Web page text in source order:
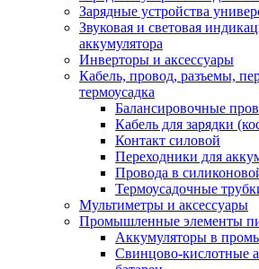
Зарядные устройства
Звуковая и световая
аккумулятора
Инверторы и аксессуары
Кабель, провод, разъемы,
термоусадка
Балансировочные
Кабель для зарядки
Контакт силовой
Переходники для
Провода в
Термоусадочные
Мультиметры и аксессуары
Промышленные элементы
Аккумуляторы в
Свинцово-кислотные